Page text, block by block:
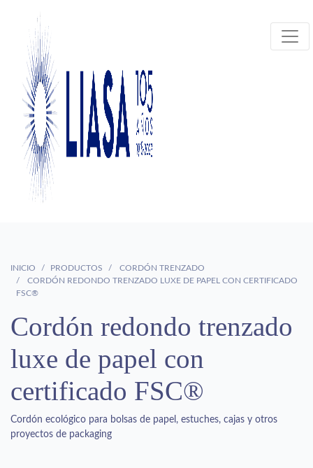
INICIO PRODUCTOS
CORDÓN TRENZADO
CORDÓN REDONDO TRENZADO LUXE DE PAPEL CON CERTIFICADO
FSC®
Cordón redondo trenzado
luxe de papel con
certificado FSC®
Cordón ecológico para bolsas de papel, estuches, cajas y otros
proyectos de packaging